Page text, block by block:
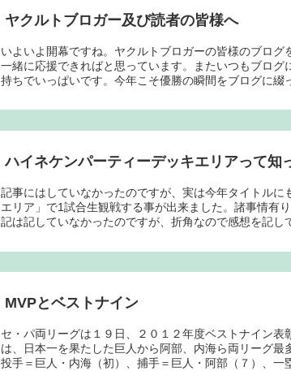
ヤクルトブロガー及び読者の皆様へ
いよいよ開幕ですね。ヤクルトブロガーの皆様のブロ
一緒に応援できればと思っています。またいつもブロ
持ちでいっぱいです。今年こそ優勝の瞬間をブログに綴
ハイネケンパーティーデッキエリアって知
記事にはしていなかったのですが、実は今年タイトル
エリア」で1試合生観戦する事が出来ました。諸事情有
記は記していなかったのですが、折角なので感想を記し
MVPとベストナイン
セ・パ両リーグは１９日、２０１２年度ベストナイン
は、日本一を果たした巨人から阿部、内海ら両リーグ
投手＝巨人・内海（初）、捕手＝巨人・阿部（７）、一